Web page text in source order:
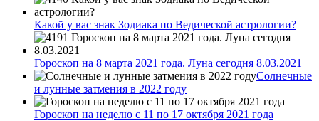
Какой у вас знак Зодиака по Ведической астрологии?
Гороскоп на 8 марта 2021 года. Луна сегодня 8.03.2021
Солнечные
и лунные затмения в 2022 году
Гороскоп на неделю с 11 по 17 октября 2021 года